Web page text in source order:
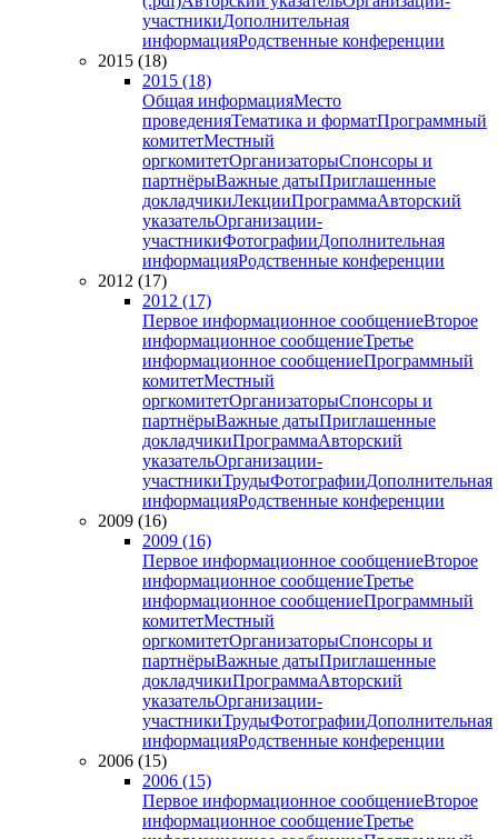
участникиДополнительная
информацияРодственные конференции
2015 (18)
2015 (18)
Общая информацияМесто
проведенияТематика и форматПрограммный
комитетМестный
оргкомитетОрганизаторыСпонсоры и
партнёрыВажные датыПриглашенные
докладчикиЛекцииПрограммаАвторский
указательОрганизации-
участникиФотографииДополнительная
информацияРодственные конференции
2012 (17)
2012 (17)
Первое информационное сообщениеВторое
информационное сообщениеТретье
информационное сообщениеПрограммный
комитетМестный
оргкомитетОрганизаторыСпонсоры и
партнёрыВажные датыПриглашенные
докладчикиПрограммаАвторский
указательОрганизации-
участникиТрудыФотографииДополнительная
информацияРодственные конференции
2009 (16)
2009 (16)
Первое информационное сообщениеВторое
информационное сообщениеТретье
информационное сообщениеПрограммный
комитетМестный
оргкомитетОрганизаторыСпонсоры и
партнёрыВажные датыПриглашенные
докладчикиПрограммаАвторский
указательОрганизации-
участникиТрудыФотографииДополнительная
информацияРодственные конференции
2006 (15)
2006 (15)
Первое информационное сообщениеВторое
информационное сообщениеТретье